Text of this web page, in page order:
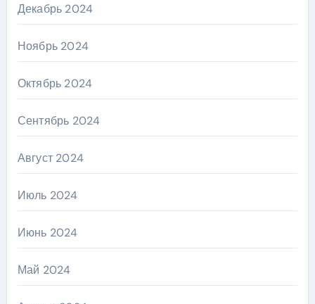
Декабрь 2024
Ноябрь 2024
Октябрь 2024
Сентябрь 2024
Август 2024
Июль 2024
Июнь 2024
Май 2024